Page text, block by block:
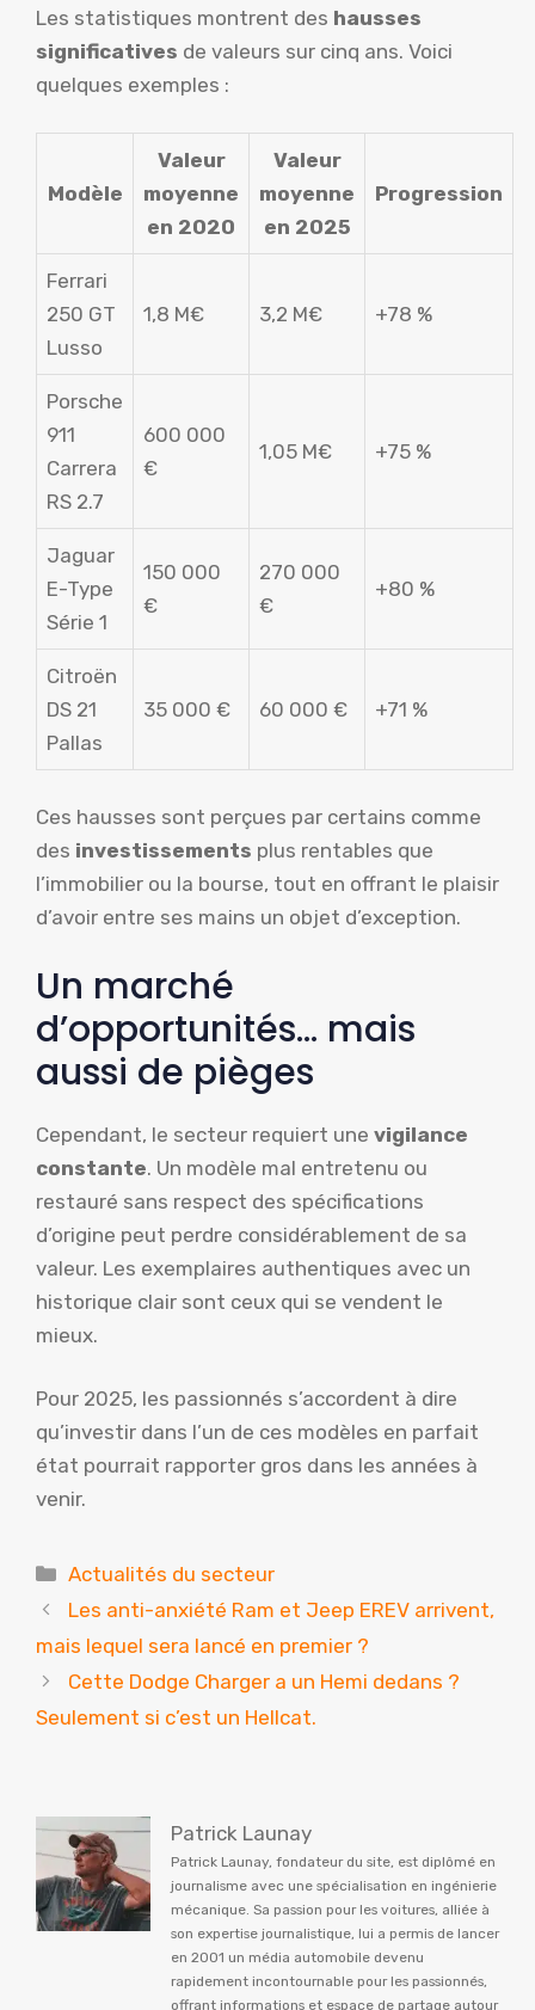
Les statistiques montrent des hausses
significatives de valeurs sur cinq ans. Voici
quelques exemples :
Modèle
Valeur
moyenne
en 2020
Valeur
moyenne
en 2025
Progression
Ferrari
250 GT
Lusso
1,8 M€ 3,2 M€ +78 %
Porsche
911
Carrera
RS 2.7
600 000
€
1,05 M€ +75 %
Jaguar
E-Type
Série 1
150 000
€
270 000
€
+80 %
Citroën
DS 21
Pallas
35 000 € 60 000 € +71 %
Ces hausses sont perçues par certains comme
des investissements plus rentables que
l’immobilier ou la bourse, tout en offrant le plaisir
d’avoir entre ses mains un objet d’exception.
Un marché
d’opportunités… mais
aussi de pièges
Cependant, le secteur requiert une vigilance
constante. Un modèle mal entretenu ou
restauré sans respect des spécifications
d’origine peut perdre considérablement de sa
valeur. Les exemplaires authentiques avec un
historique clair sont ceux qui se vendent le
mieux.
Pour 2025, les passionnés s’accordent à dire
qu’investir dans l’un de ces modèles en parfait
état pourrait rapporter gros dans les années à
venir.
Catégories
Actualités du secteur
Les anti-anxiété Ram et Jeep EREV arrivent,
mais lequel sera lancé en premier ?
Cette Dodge Charger a un Hemi dedans ?
Seulement si c’est un Hellcat.
Patrick Launay
Patrick Launay, fondateur du site, est diplômé en
journalisme avec une spécialisation en ingénierie
mécanique. Sa passion pour les voitures, alliée à
son expertise journalistique, lui a permis de lancer
en 2001 un média automobile devenu
rapidement incontournable pour les passionnés,
offrant informations et espace de partage autour